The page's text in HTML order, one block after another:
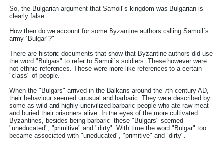
So, the Bulgarian argument that Samoil´s kingdom was Bulgarian is
clearly false.
How then do we account for some Byzantine authors calling Samoil´s
army ´Bulgar´?"
There are historic documents that show that Byzantine authors did use
the word "Bulgars" to refer to Samoil´s soldiers. These however were
not ethnic references. These were more like references to a certain
"class" of people.
When the "Bulgars" arrived in the Balkans around the 7th century AD,
their behaviour seemed unusual and barbaric. They were described by
some as wild and highly uncivilized barbaric people who ate raw meat
and buried their prisoners alive. In the eyes of the more cultivated
Byzantines, besides being barbaric, these "Bulgars" seemed
"uneducated", "primitive" and "dirty". With time the word "Bulgar" too
became associated with "uneducated", "primitive" and "dirty".